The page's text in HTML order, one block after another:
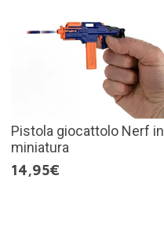
Pistola giocattolo Nerf in
miniatura
14,95€